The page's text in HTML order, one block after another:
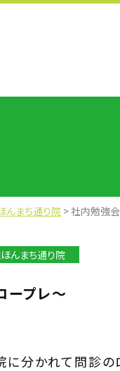
んまち通り院>社内勉強
んまち通り院
ープレ～
分かれて問診の